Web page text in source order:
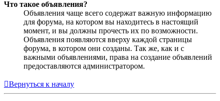
Что такое объявления?
Объявления чаще всего содержат важную информацию
для форума, на котором вы находитесь в настоящий
момент, и вы должны прочесть их по возможности.
Объявления появляются вверху каждой страницы
форума, в котором они созданы. Так же, как и с
важными объявлениями, права на создание объявлений
предоставляются администратором.
Вернуться к началу